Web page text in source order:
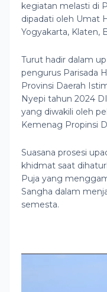
kegiatan melasti di
dipadati oleh Umat
Yogyakarta, Klaten,
Turut hadir dalam
pengurus Parisada
Provinsi Daerah
Nyepi tahun 2024
yang diwakili oleh
Kemenag Propinsi
Suasana prosesi
khidmat saat
Puja yang
Sangha dalam
semesta.